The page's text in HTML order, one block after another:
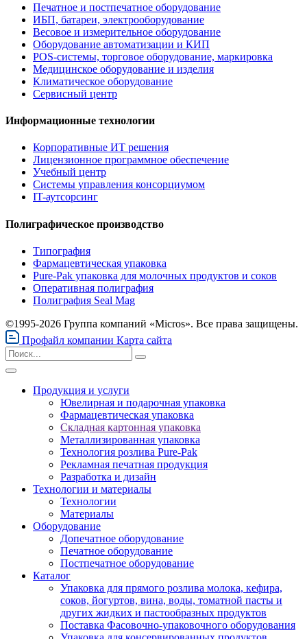
Печатное и постпечатное оборудование
ИБП, батареи, электрооборудование
Весовое и измерительное оборудование
Оборудование автоматизации и КИП
POS-системы, торговое оборудование, маркировка
Медицинское оборудование и изделия
Климатическое оборудование
Сервисный центр
Информационные технологии
Корпоративные ИТ решения
Лицензионное программное обеспечение
Учебный центр
Системы управления консорциумом
IT-аутсорсинг
Полиграфическое производство
Типография
Фармацевтическая упаковка
Pure-Pak упаковка для молочных продуктов и соков
Оперативная полиграфия
Полиграфия Seal Mag
©1995-2026 Группа компаний «Micros». Все права защищены.
Профайл компании Карта сайта
Продукция и услуги
Ювелирная и подарочная упаковка
Фармацевтическая упаковка
Складная картонная упаковка
Металлизированная упаковка
Технология розлива Pure-Pak
Рекламная печатная продукция
Разработка и дизайн
Технологии и материалы
Технологии
Материалы
Оборудование
Допечатное оборудование
Печатное оборудование
Постпечатное оборудование
Каталог
Упаковка для прямого розлива молока, кефира,
соков, йогуртов, вина, воды, томатной пасты и
других жидких и пастообразных продуктов
Поставка Фасовочно-упаковочного оборудования